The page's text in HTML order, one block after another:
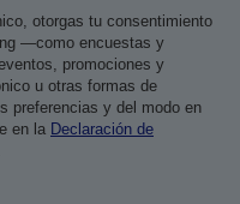
otorgas tu consentimiento
—como encuestas y
promociones y
u otras formas de
preferencias y del modo en
en la Declaración de